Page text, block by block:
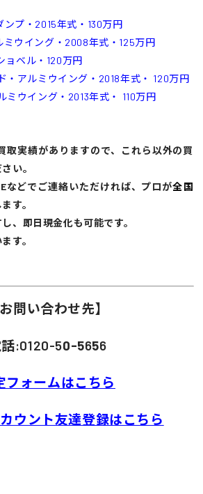
ンプ・2015年式・130万円
ミウイング・2008年式・125万円
ョベル・120万円
・アルミウイング・2018年式・ 120万円
ミウイング・2013年式・ 110万円
取実績がありますので、これら以外の買
い。
などでご連絡いただければ、プロが全国
す。
、即日現金化も可能です。
す。
お問い合わせ先】
:0120-50-5656
フォームはこちら
ウント友達登録はこちら